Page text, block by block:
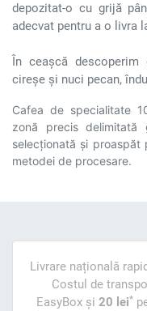
depozitat-o cu grijă
adecvat pentru a o livra
În ceașcă
cireșe și nuci pecan,
Cafea de specialitate
zonă precis delimitată
selecționată și
metodei de procesare.
Livrare națională
Costul de
EasyBox și 20 lei*